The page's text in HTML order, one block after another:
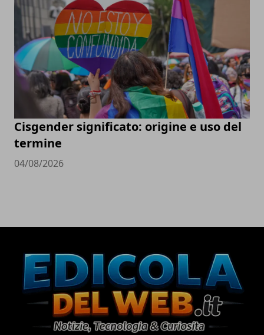
Cisgender significato: origine e uso del
termine
04/08/2026